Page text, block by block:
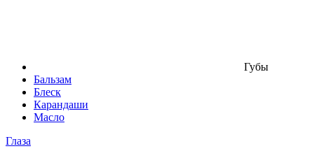
Губы
Бальзам
Блеск
Карандаши
Масло
Глаза